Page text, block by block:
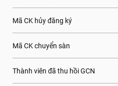
Mã CK hủy đăng ký
Mã CK chuyển sàn
Thành viên đã thu hồi GCN